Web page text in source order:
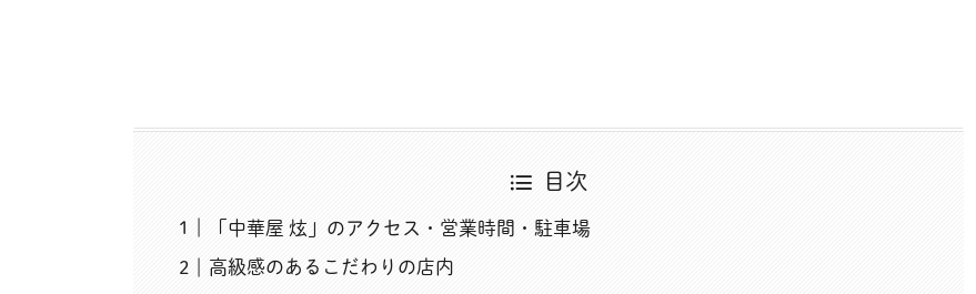
目次
「中華屋 炫」のアクセス・営業時間・駐車場
高級感のあるこだわりの店内